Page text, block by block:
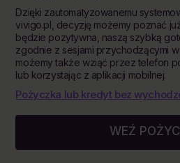
Dzięki zautomatyzowanemu
vivigo.pl, decyzję możemy poznać
będzie pozytywna, naszą szybką
zgodnie z sesjami przychodzącymi
możemy także wziąć przez telefon
lub korzystając z aplikacji mobilnej.
Pożyczka lub kredyt bez
WEŹ